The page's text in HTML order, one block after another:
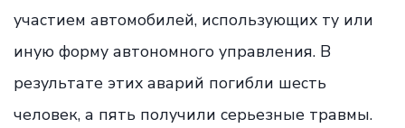
участием автомобилей, использующих ту или
иную форму автономного управления. В
результате этих аварий погибли шесть
человек, а пять получили серьезные травмы.